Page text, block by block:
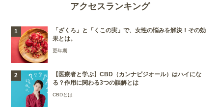
アクセスランキング
「ざくろ」と「くこの実」で、女性の悩みを解決！その効
果とは。
更年期
【医療者と学ぶ】CBD（カンナビジオール）はハイにな
る？作用に関わる3つの誤解とは
CBDとは